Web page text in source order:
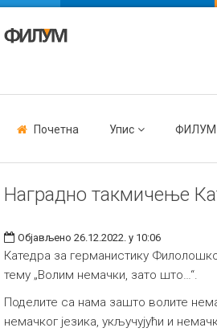
Почетна Упис ФИЛУМ
Наградно такмичењe
Објављено 26.12.2022. у 10:06
Катедра за германистику
тему „Волим немачки, зато што…“.
Поделите са нама зашто волите
немачког језика, укључујући и